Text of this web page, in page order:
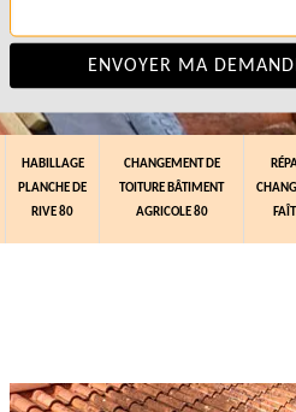
HABILLAGE
PLANCHE DE
RIVE 80
CHANGEMENT DE
TOITURE BÂTIMENT
AGRICOLE 80